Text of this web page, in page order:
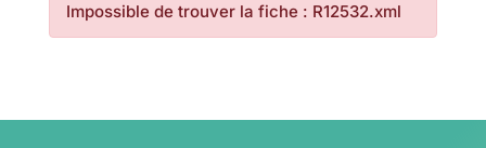
Impossible de trouver la fiche : R12532.xml